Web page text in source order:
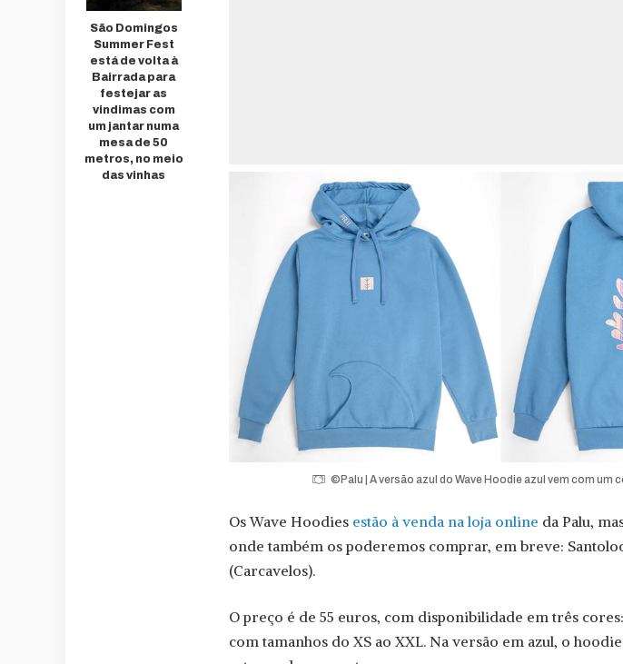
São Domingos
Summer Fest
está de volta à
Bairrada para
festejar as
vindimas com
um jantar numa
mesa de 50
metros, no meio
das vinhas
©Palu | A versão azul do Wave Hoodie azul vem com um
Os Wave Hoodies estão à venda na loja online da Palu,
onde também os poderemos comprar, em breve:
(Carcavelos).
O preço é de 55 euros, com disponibilidade em três
com tamanhos do XS ao XXL. Na versão em azul, o